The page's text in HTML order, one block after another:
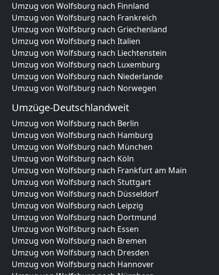
Umzug von Wolfsburg nach Finnland
Umzug von Wolfsburg nach Frankreich
Umzug von Wolfsburg nach Griechenland
Umzug von Wolfsburg nach Italien
Umzug von Wolfsburg nach Liechtenstein
Umzug von Wolfsburg nach Luxemburg
Umzug von Wolfsburg nach Niederlande
Umzug von Wolfsburg nach Norwegen
Umzüge-Deutschlandweit
Umzug von Wolfsburg nach Berlin
Umzug von Wolfsburg nach Hamburg
Umzug von Wolfsburg nach München
Umzug von Wolfsburg nach Köln
Umzug von Wolfsburg nach Frankfurt am Main
Umzug von Wolfsburg nach Stuttgart
Umzug von Wolfsburg nach Düsseldorf
Umzug von Wolfsburg nach Leipzig
Umzug von Wolfsburg nach Dortmund
Umzug von Wolfsburg nach Essen
Umzug von Wolfsburg nach Bremen
Umzug von Wolfsburg nach Dresden
Umzug von Wolfsburg nach Hannover